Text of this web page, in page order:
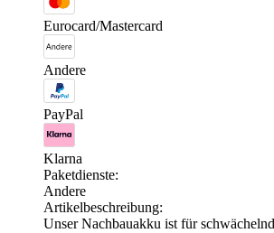
Eurocard/Mastercard
Andere
PayPal
Klarna
Paketdienste:
Andere
Artikelbeschreibung:
Unser Nachbauakku ist für